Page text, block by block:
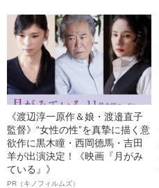
《渡辺淳一原作＆娘・渡邉直子
監督》“女性の性”を真摯に描く意
欲作に黒木瞳・西岡德馬・吉田
羊が出演決定！《映画『月がみ
ている』》
PR（キノフィルムズ）